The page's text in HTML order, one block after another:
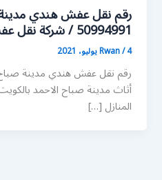
رقم نقل عفش هندي
50994991 / شركة نقل عفش أثاث 24 ساعة
Rwan/4 يوليو، 2021
رقم نقل عفش هندي مدينة
أثاث مدينة صباح الاحمد
المنازل […]